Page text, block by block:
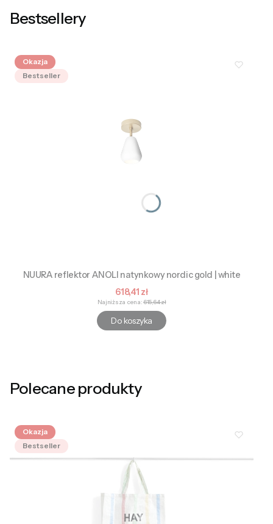
Bestsellery
Okazja
Bestseller
NUURA reflektor ANOLI natynkowy nordic gold | white
Cena promocyjna
618,41 zł
Najniższa cena:615,64 zł
Do koszyka
Polecane produkty
Okazja
Bestseller